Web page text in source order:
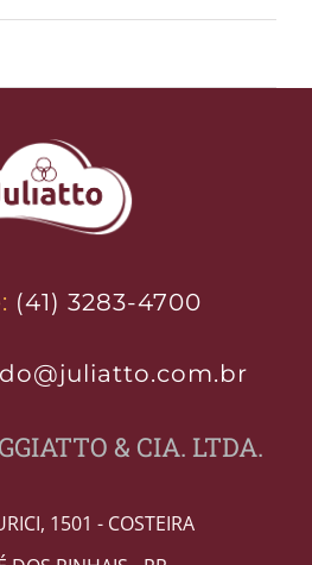
(41) 3283-4700
& CIA. LTDA.
1501 - COSTEIRA